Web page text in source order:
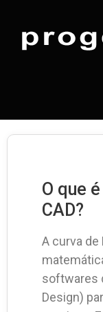
O que
CAD?
A curva de
softwares
Design)